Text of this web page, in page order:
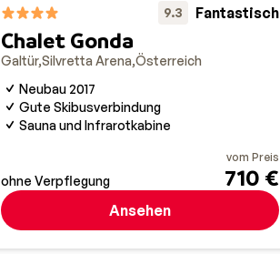
9.3 Fantastisch
Chalet Gonda
Galtür Silvretta Arena Österreich
Neubau 2017
Gute Skibusverbindung
Sauna und Infrarotkabine
ohne Verpflegung
vom Preis
710 €
Ansehen